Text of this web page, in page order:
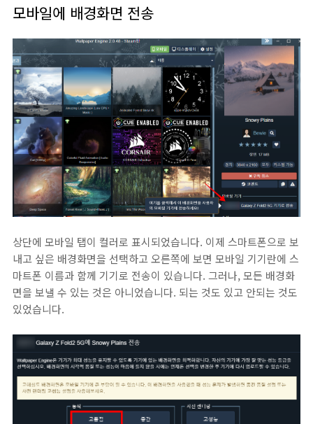
모바일에 배경화면 전송
상단에 모바일 탭이 컬러로 표시되었습니다. 이제 스마트폰으로 보
내고 싶은 배경화면을 선택하고 오른쪽에 보면 모바일 기기란에 스
마트폰 이름과 함께 기기로 전송이 있습니다. 그러나, 모든 배경화
면을 보낼 수 있는 것은 아니었습니다. 되는 것도 있고 안되는 것도
있었습니다.